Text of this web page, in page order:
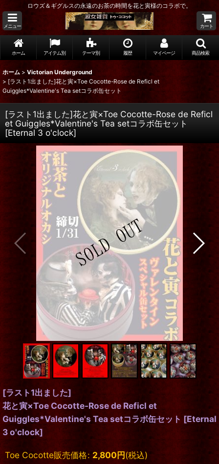
ロウズ＆ギグルスの永遠のお茶の時間を花と寅様のコラボで。
メニュー カート
ホーム アイテム別 テーマ別 履歴 マイページ 商品検索
ホーム > Victorian Underground
> [ラスト1出ました]花と寅×Toe Cocotte-Rose de Reficl et
Guiggles*Valentine's Tea setコラボ缶セット
[ラスト1出ました]花と寅×Toe Cocotte-Rose de Reficl
et Guiggles*Valentine's Tea setコラボ缶セット
[Eternal 3 o'clock]
[ラスト1出ました]
花と寅×Toe Cocotte-Rose de Reficl et
Guiggles*Valentine's Tea setコラボ缶セット [Eternal
3 o'clock]
Toe Cocotte販売価格: 2,800円(税込)